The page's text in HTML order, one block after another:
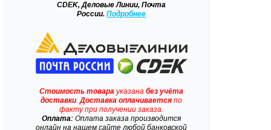
CDEK, Деловые Линии, Почта
России.Подробнее
Стоимость товара указанабез учёта
доставки .Доставка оплачивается по
факту при получении заказа.
Оплата: Оплата заказа производится
онлайн на нашем сайте любой банковской